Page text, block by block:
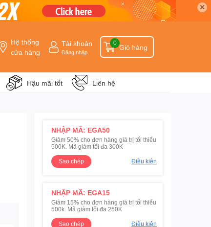
✕
Hệ thống
cửa hàng
Tài khoản
Đăng nhập
Giỏ hàng
0
Hậu mãi tốt Liên hệ
NHẬP MÃ: EGA50
Giảm 50% cho đơn hàng giá trị tối thiểu
500K. Mã giảm tối đa 300K
Sao chép
Điều kiện
NHẬP MÃ: EGA15
Giảm 15% cho đơn hàng giá trị tối thiểu
500k. Mã giảm tối đa 250K
Sao chép
Điều kiện